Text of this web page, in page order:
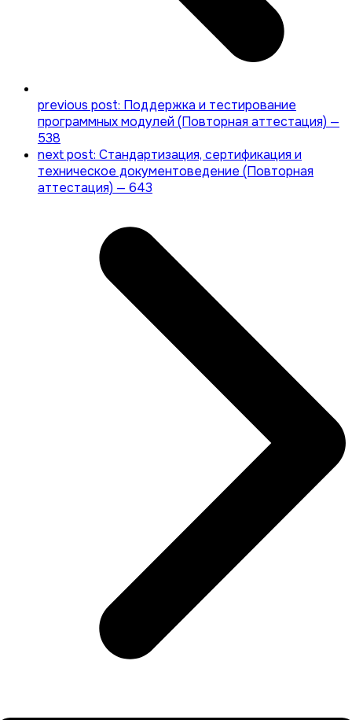
previous post: Поддержка и тестирование
программных модулей (Повторная аттестация) —
538
next post: Стандартизация, сертификация и
техническое документоведение (Повторная
аттестация) — 643